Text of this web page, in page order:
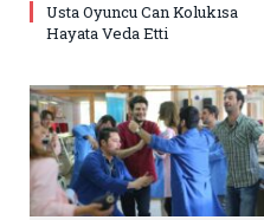
Usta Oyuncu Can Kolukısa
Hayata Veda Etti